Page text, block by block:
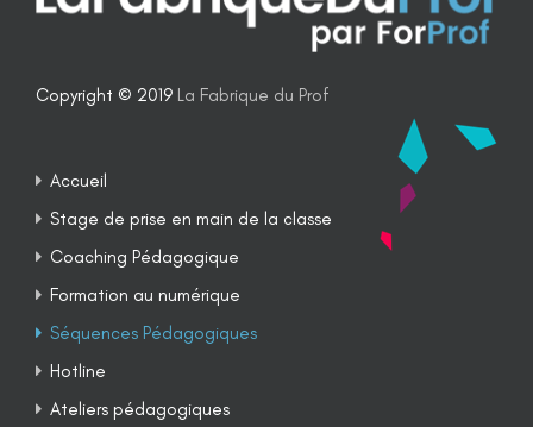
Copyright © 2019 La Fabrique du Prof
Accueil
Stage de prise en main de la classe
Coaching Pédagogique
Formation au numérique
Séquences Pédagogiques
Hotline
Ateliers pédagogiques